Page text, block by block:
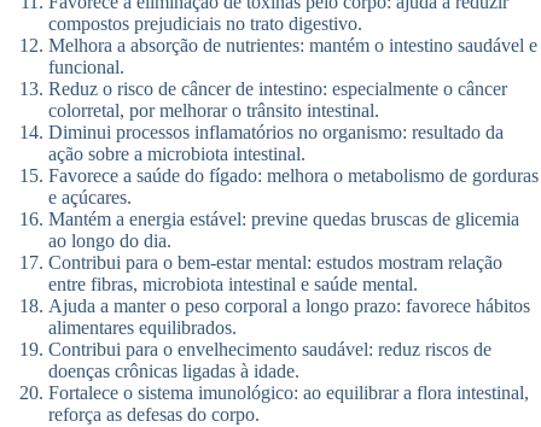
compostos prejudiciais no trato digestivo.
Melhora a absorção de nutrientes: mantém o intestino saudável e
funcional.
Reduz o risco de câncer de intestino: especialmente o câncer
colorretal, por melhorar o trânsito intestinal.
Diminui processos inflamatórios no organismo: resultado da
ação sobre a microbiota intestinal.
Favorece a saúde do fígado: melhora o metabolismo de gorduras
e açúcares.
Mantém a energia estável: previne quedas bruscas de glicemia
ao longo do dia.
Contribui para o bem-estar mental: estudos mostram relação
entre fibras, microbiota intestinal e saúde mental.
Ajuda a manter o peso corporal a longo prazo: favorece hábitos
alimentares equilibrados.
Contribui para o envelhecimento saudável: reduz riscos de
doenças crônicas ligadas à idade.
Fortalece o sistema imunológico: ao equilibrar a flora intestinal,
reforça as defesas do corpo.